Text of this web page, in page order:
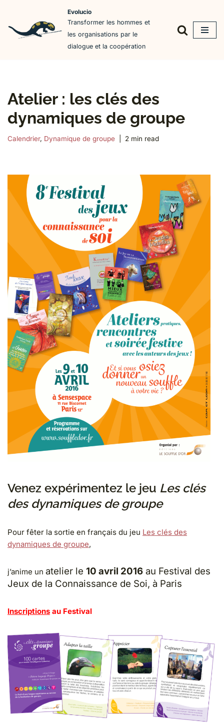
Aller
Evolucio
Transformer les hommes et
les organisations par le
dialogue et la coopération
Atelier : les clés des
dynamiques de groupe
Calendrier, Dynamique de groupe 2 min read
Venez expérimentez le jeu Les clés
des dynamiques de groupe
Pour fêter la sortie en français du jeu Les clés des
dynamiques de groupe,
j’anime un atelier le 10 avril 2016 au Festival des
Jeux de la Connaissance de Soi, à Paris
Inscriptions au Festival